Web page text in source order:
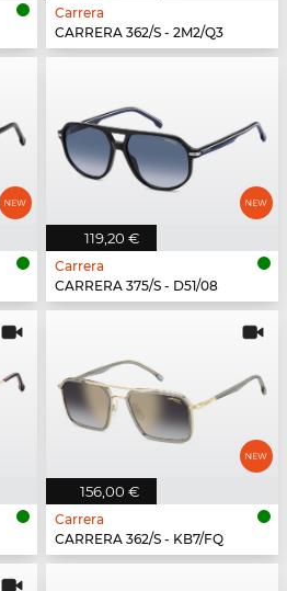
Carrera
CARRERA 362/S - 2M2/Q3
119,20 €
Carrera
CARRERA 375/S - D51/08
156,00 €
Carrera
CARRERA 362/S - KB7/FQ